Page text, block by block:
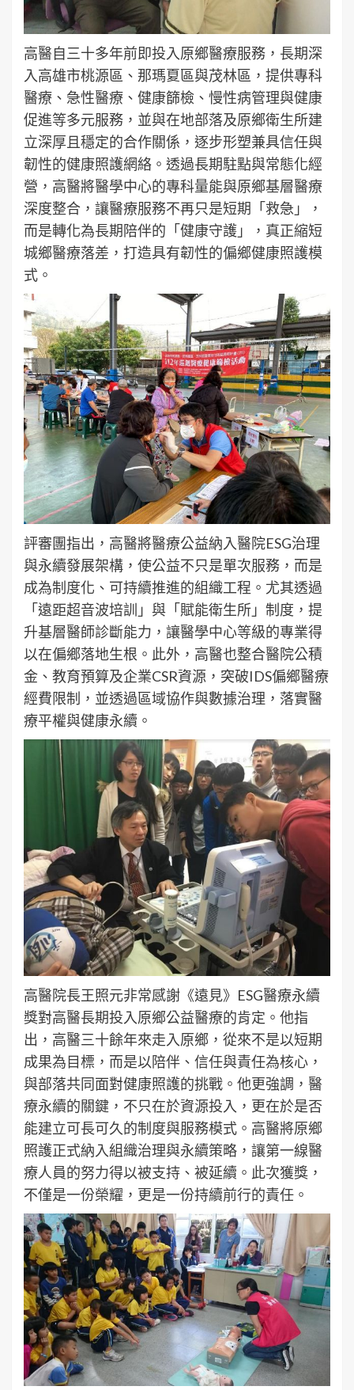
高醫自三十多年前即投入原鄉醫療服務，長期深
入高雄市桃源區、那瑪夏區與茂林區，提供專科
醫療、急性醫療、健康篩檢、慢性病管理與健康
促進等多元服務，並與在地部落及原鄉衛生所建
立深厚且穩定的合作關係，逐步形塑兼具信任與
韌性的健康照護網絡。透過長期駐點與常態化經
營，高醫將醫學中心的專科量能與原鄉基層醫療
深度整合，讓醫療服務不再只是短期「救急」，
而是轉化為長期陪伴的「健康守護」，真正縮短
城鄉醫療落差，打造具有韌性的偏鄉健康照護模
式。
評審團指出，高醫將醫療公益納入醫院ESG治理
與永續發展架構，使公益不只是單次服務，而是
成為制度化、可持續推進的組織工程。尤其透過
「遠距超音波培訓」與「賦能衛生所」制度，提
升基層醫師診斷能力，讓醫學中心等級的專業得
以在偏鄉落地生根。此外，高醫也整合醫院公積
金、教育預算及企業CSR資源，突破IDS偏鄉醫療
經費限制，並透過區域協作與數據治理，落實醫
療平權與健康永續。
高醫院長王照元非常感謝《遠見》ESG醫療永續
獎對高醫長期投入原鄉公益醫療的肯定。他指
出，高醫三十餘年來走入原鄉，從來不是以短期
成果為目標，而是以陪伴、信任與責任為核心，
與部落共同面對健康照護的挑戰。他更強調，醫
療永續的關鍵，不只在於資源投入，更在於是否
能建立可長可久的制度與服務模式。高醫將原鄉
照護正式納入組織治理與永續策略，讓第一線醫
療人員的努力得以被支持、被延續。此次獲獎，
不僅是一份榮耀，更是一份持續前行的責任。